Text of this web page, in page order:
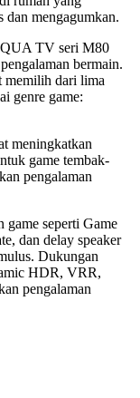
dan mengagumkan.
TV seri M80
bermain.
memilih dari lima
genre game:
meningkatkan
game tembak-
pengalaman
game seperti Game
dan delay speaker
Dukungan
HDR, VRR,
pengalaman